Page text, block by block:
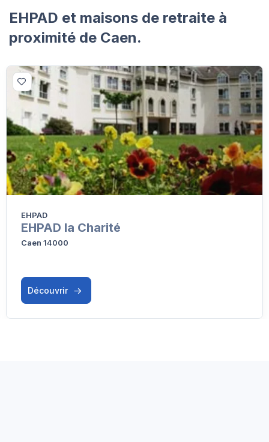
EHPAD et maisons de retraite à
proximité de Caen.
EHPAD
EHPAD la Charité
Caen 14000
Découvrir